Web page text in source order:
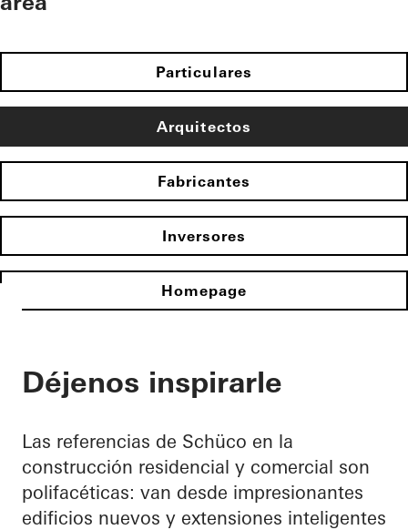
Particulares
Arquitectos
Fabricantes
Inversores
Homepage
Déjenos inspirarle
Las referencias de Schüco en la
construcción residencial y comercial son
polifacéticas: van desde impresionantes
edificios nuevos y extensiones inteligentes